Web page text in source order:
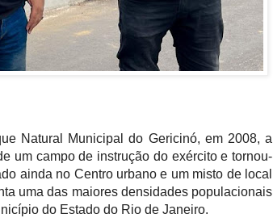
Natural Municipal do Gericinó, em 2008, a
um campo de instrução do exército e tornou-
ainda no Centro urbano e um misto de local
uma das maiores densidades populacionais
do Estado do Rio de Janeiro.